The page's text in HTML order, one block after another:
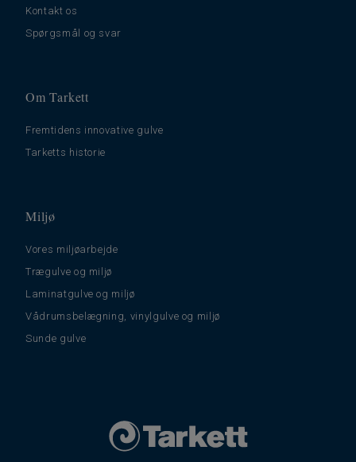
Kontakt os
Spørgsmål og svar
Om Tarkett
Fremtidens innovative gulve
Tarketts historie
Miljø
Vores miljøarbejde
Trægulve og miljø
Laminatgulve og miljø
Vådrumsbelægning, vinylgulve og miljø
Sunde gulve